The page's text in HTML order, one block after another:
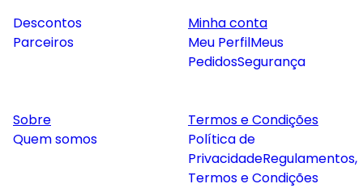
Descontos
Parceiros
Minha conta
Meu PerfilMeus
PedidosSegurança
Sobre
Quem somos
Termos e Condições
Política de
PrivacidadeRegulamentos,
Termos e Condições